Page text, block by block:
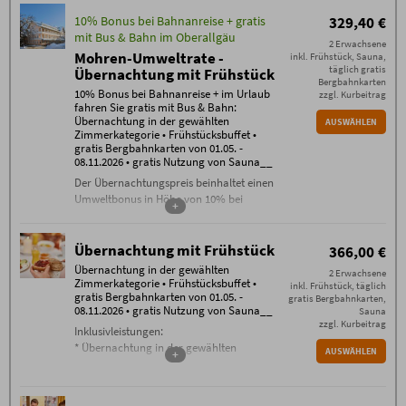
10% Bonus bei Bahnanreise + gratis
mit Bus & Bahn im Oberallgäu
Mohren-Umweltrate -
Übernachtung mit Frühstück
10% Bonus bei Bahnanreise + im Urlaub
fahren Sie gratis mit Bus & Bahn:
Übernachtung in der gewählten
Zimmerkategorie • Frühstücksbuffet •
gratis Bergbahnkarten von 01.05. -
08.11.2026 • gratis Nutzung von Sauna__
Der Übernachtungspreis beinhaltet einen
Umweltbonus in Höhe von 10% bei
Übernachtung in der gewählten
Zimmerkategorie
Frühstücksbuffet
gratis WLAN im gesamten Haus
täglich freie Nutzung der Sauna
Bergbahn unlimited
Tickets für alle Bergbahnen
+
329,40 €
2 Erwachsene
inkl. Frühstück, Sauna,
täglich gratis
Bergbahnkarten
zzgl. Kurbeitrag
AUSWÄHLEN
Übernachtung mit Frühstück
Übernachtung in der gewählten
Zimmerkategorie • Frühstücksbuffet •
gratis Bergbahnkarten von 01.05. -
08.11.2026 • gratis Nutzung von Sauna__
Inklusivleistungen:
* Übernachtung in der gewählten
+
366,00 €
2 Erwachsene
inkl. Frühstück, täglich
gratis Bergbahnkarten,
Sauna
zzgl. Kurbeitrag
AUSWÄHLEN